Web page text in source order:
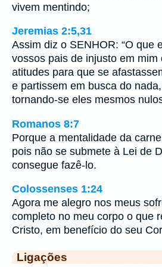
vivem mentindo;
Jeremias 2:5,31
Assim diz o SENHOR: “O que
vossos pais de injusto em mim
atitudes para que se
e partissem em busca do
tornando-se eles mesmos
Romanos 8:7
Porque a mentalidade da
pois não se submete à Lei de
consegue fazê-lo.
Colossenses 1:24
Agora me alegro nos meus
completo no meu corpo o que
Cristo, em benefício do seu
Ligações